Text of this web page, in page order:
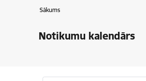
Sākums
Notikumu kalendārs